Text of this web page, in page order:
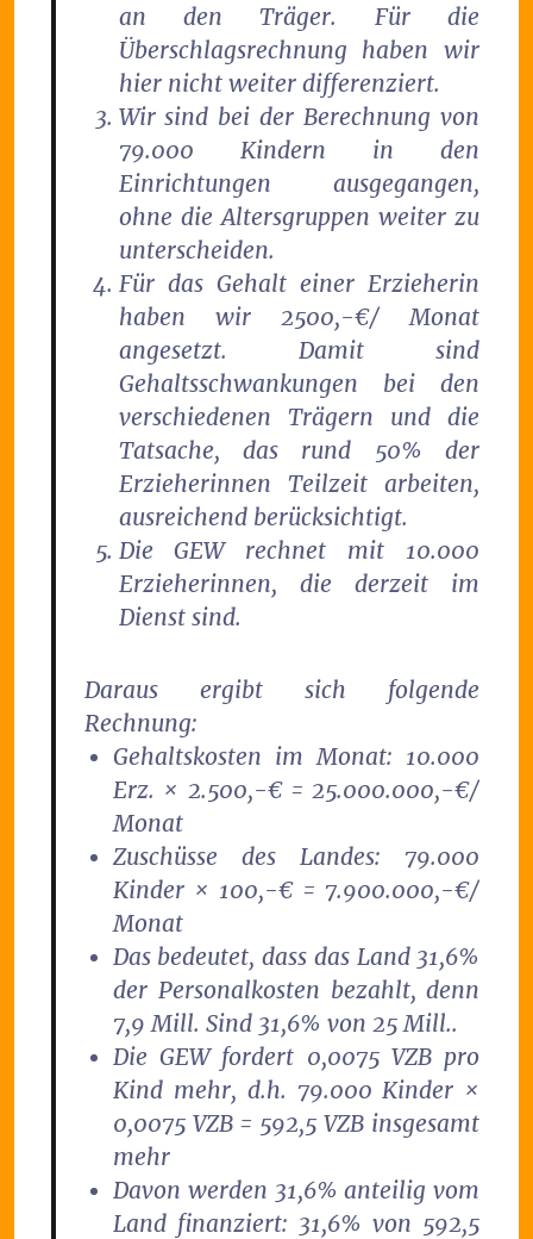
an den Träger. Für die
Überschlagsrechnung haben wir
hier nicht weiter differenziert.
Wir sind bei der Berechnung von
79.000 Kindern in den
Einrichtungen ausgegangen,
ohne die Altersgruppen weiter zu
unterscheiden.
Für das Gehalt einer Erzieherin
haben wir 2500,-€/ Monat
angesetzt. Damit sind
Gehaltsschwankungen bei den
verschiedenen Trägern und die
Tatsache, das rund 50% der
Erzieherinnen Teilzeit arbeiten,
ausreichend berücksichtigt.
Die GEW rechnet mit 10.000
Erzieherinnen, die derzeit im
Dienst sind.
Daraus ergibt sich folgende
Rechnung:
Gehaltskosten im Monat: 10.000
Erz. × 2.500,-€ = 25.000.000,-€/
Monat
Zuschüsse des Landes: 79.000
Kinder × 100,-€ = 7.900.000,-€/
Monat
Das bedeutet, dass das Land 31,6%
der Personalkosten bezahlt, denn
7,9 Mill. Sind 31,6% von 25 Mill..
Die GEW fordert 0,0075 VZB pro
Kind mehr, d.h. 79.000 Kinder ×
0,0075 VZB = 592,5 VZB insgesamt
mehr
Davon werden 31,6% anteilig vom
Land finanziert: 31,6% von 592,5